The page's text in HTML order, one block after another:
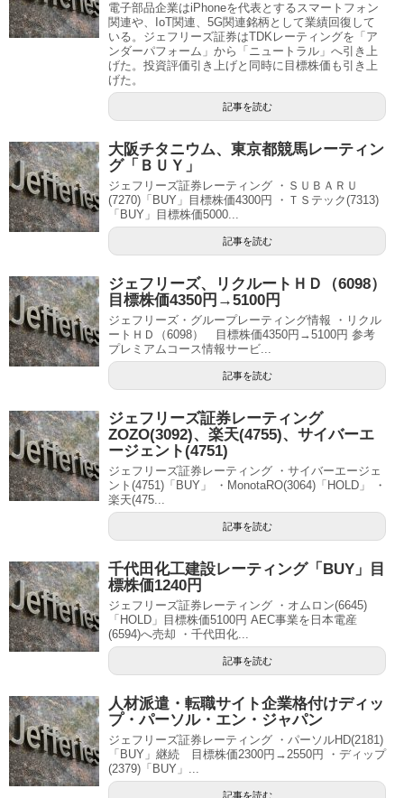
電子部品企業はiPhoneを代表とするスマートフォン
関連や、IoT関連、5G関連銘柄として業績回復して
いる。ジェフリーズ証券はTDKレーティングを「ア
ンダーパフォーム」から「ニュートラル」へ引き上
げた。投資評価引き上げと同時に目標株価も引き上
げた。
記事を読む
大阪チタニウム、東京都競馬レーティン
グ「ＢＵＹ」
ジェフリーズ証券レーティング ・ＳＵＢＡＲＵ
(7270)「BUY」目標株価4300円 ・ＴＳテック(7313)
「BUY」目標株価5000...
記事を読む
ジェフリーズ、リクルートＨＤ（6098）
目標株価4350円→5100円
ジェフリーズ・グループレーティング情報 ・リクル
ートＨＤ（6098） 目標株価4350円→5100円 参考
プレミアムコース情報サービ...
記事を読む
ジェフリーズ証券レーティング
ZOZO(3092)、楽天(4755)、サイバーエ
ージェント(4751)
ジェフリーズ証券レーティング ・サイバーエージェ
ント(4751)「BUY」 ・MonotaRO(3064)「HOLD」 ・
楽天(475...
記事を読む
千代田化工建設レーティング「BUY」目
標株価1240円
ジェフリーズ証券レーティング ・オムロン(6645)
「HOLD」目標株価5100円 AEC事業を日本電産
(6594)へ売却 ・千代田化...
記事を読む
人材派遣・転職サイト企業格付けディッ
プ・パーソル・エン・ジャパン
ジェフリーズ証券レーティング ・パーソルHD(2181)
「BUY」継続 目標株価2300円→2550円 ・ディップ
(2379)「BUY」...
記事を読む